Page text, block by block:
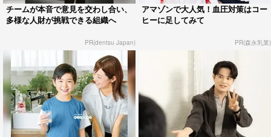
チームが本音で意見を交わし合い、
多様な人財が挑戦できる組織へ
PR(dentsu Japan)
アマゾンで大人気！血圧対策はコー
ヒーに足してみて
PR(森永乳業)